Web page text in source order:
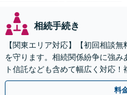
相続手続き
【関東エリア対応】【初回相談
を守ります。相続関係紛争に強
ト信託なども含めて幅広く対応
バイスいたします。
料